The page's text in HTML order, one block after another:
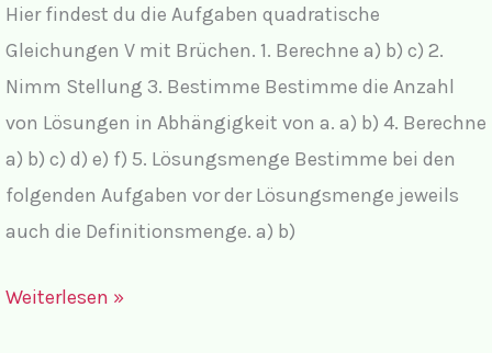
und
Sachaufgaben
Hier findest du die Aufgaben quadratische
Gleichungen V mit Brüchen. 1. Berechne a) b) c) 2.
Nimm Stellung 3. Bestimme Bestimme die Anzahl
von Lösungen in Abhängigkeit von a. a) b) 4. Berechne
a) b) c) d) e) f) 5. Lösungsmenge Bestimme bei den
folgenden Aufgaben vor der Lösungsmenge jeweils
auch die Definitionsmenge. a) b)
Aufgaben
Weiterlesen »